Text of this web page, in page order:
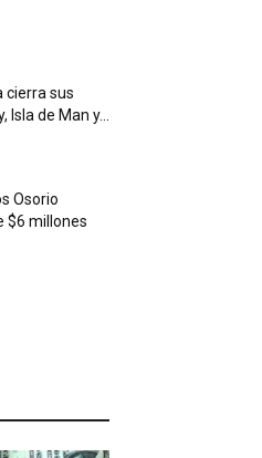
cierra sus
de Man y...
Osorio
$6 millones